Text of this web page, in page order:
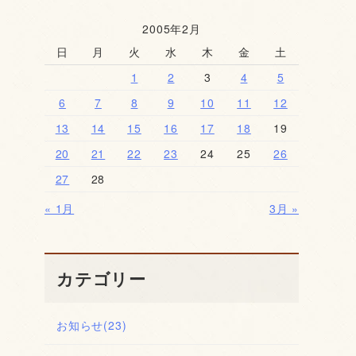
2005年2月
日
月 火 水 木 金
土
1
2 3 4
5
6
7 8 9 10 11
12
13
14 15 16 17 18
19
20
21 22 23 24 25
26
27
28
« 1月
3月 »
カテゴリー
お知らせ(23)